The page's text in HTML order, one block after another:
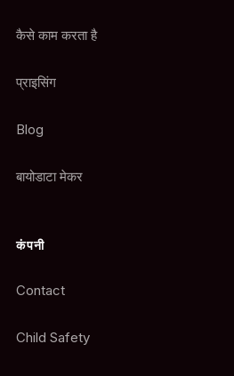
कैसे काम करता है
प्राइसिंग
Blog
बायोडाटा मेकर
कंपनी
Contact
Child Safety